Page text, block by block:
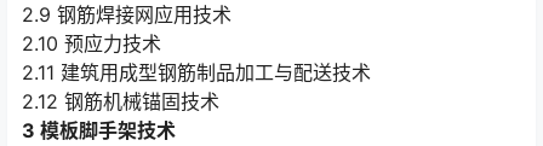
2.9 钢筋焊接网应用技术
2.10 预应力技术
2.11 建筑用成型钢筋制品加工与配送技术
2.12 钢筋机械锚固技术
3 模板脚手架技术